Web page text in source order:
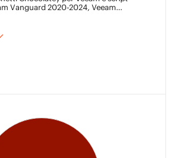
Vanguard 2020-2024, Veeam
Community Hackathon.